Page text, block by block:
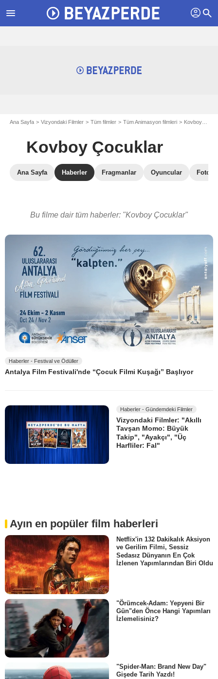
menu profil search
Ana Sayfa Vizyondaki Filmler Tüm filmler Tüm Animasyon filmleri Kovboy Çocuklar
Kovboy Çocuklar
Ana Sayfa Haberler Fragmanlar Oyuncular
Bu filme dair tüm haberler: "Kovboy Çocuklar"
Haberler - Festival ve Ödüller
Antalya Film Festivali'nde “Çocuk Filmi Kuşağı” Başlıyor
Haberler - Gündemdeki Filmler
Vizyondaki Filmler: "Akıllı
Tavşan Momo: Büyük
Takip", "Ayakçı", "Üç
Harfliler: Fal"
Ayın en popüler film haberleri
Netflix'in 132 Dakikalık Aksiyon
ve Gerilim Filmi, Sessiz
Sedasız Dünyanın En Çok
İzlenen Yapımlarından Biri Oldu
"Örümcek-Adam: Yepyeni Bir
Gün"den Önce Hangi Yapımları
İzlemelisiniz?
"Spider-Man: Brand New Day"
Gişede Tarih Yazdı!